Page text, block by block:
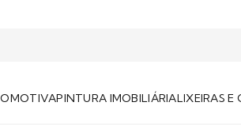
PINTURA IMOBILIÁRIALIXEIRAS E